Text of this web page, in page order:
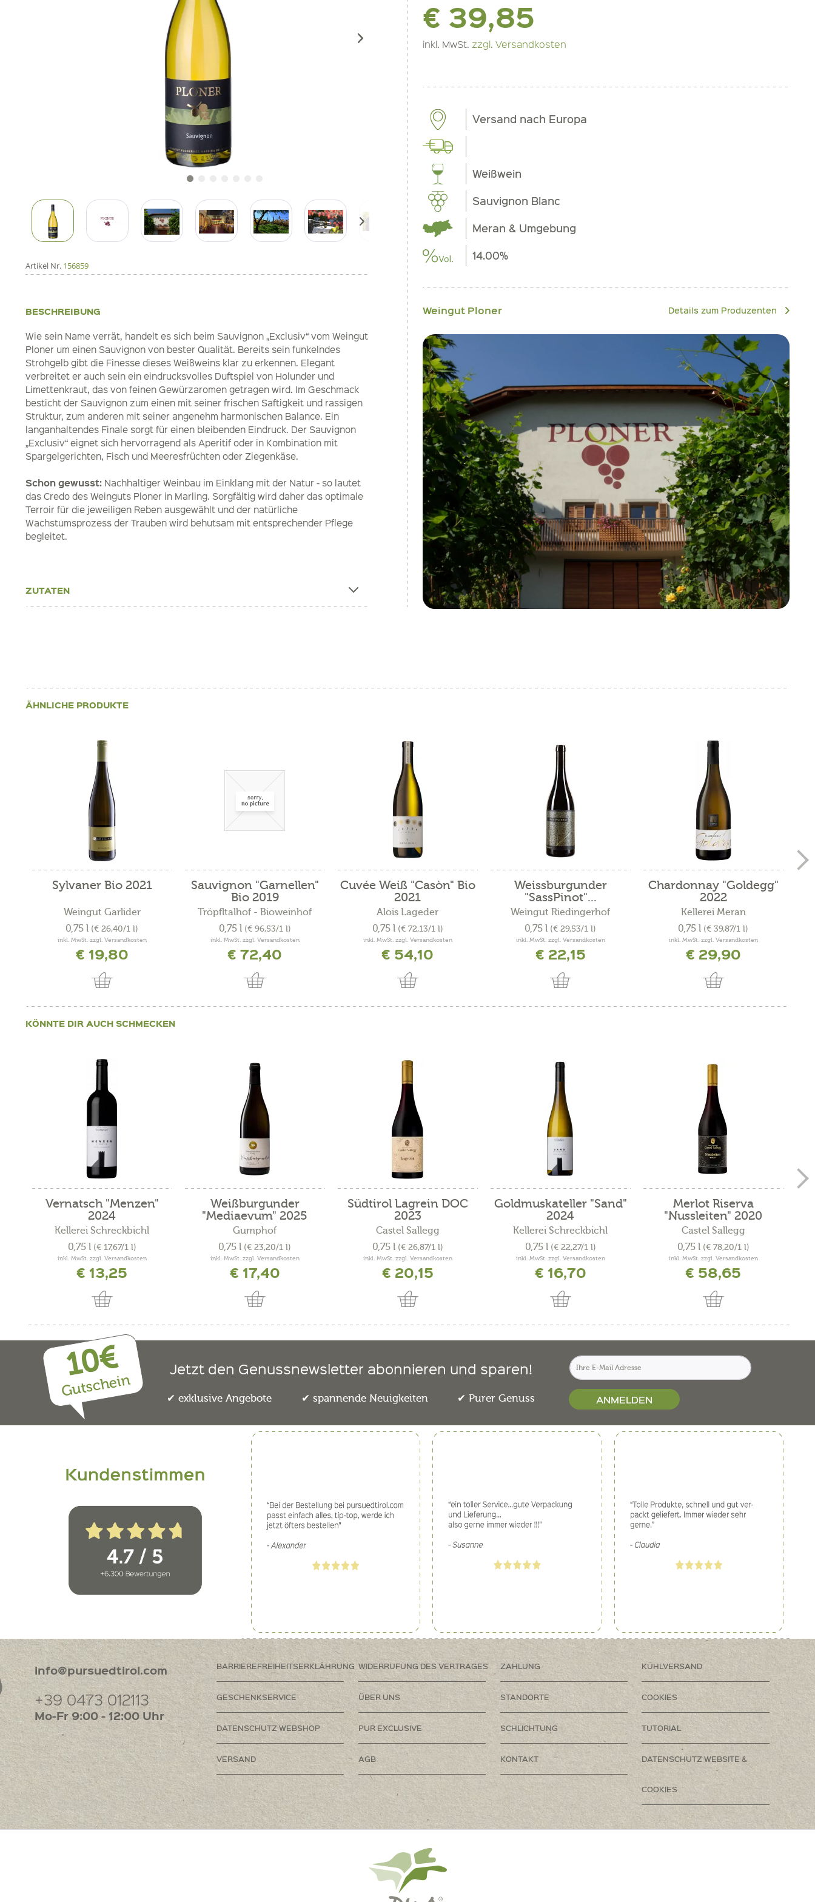
Artikel Nr. 156859
BESCHREIBUNG
Wie sein Name verrät, handelt es sich beim Sauvignon „Exclusiv“ vom Weingut
Ploner um einen Sauvignon von bester Qualität. Bereits sein funkelndes
Strohgelb gibt die Finesse dieses Weißweins klar zu erkennen. Elegant
verbreitet er auch sein ein eindrucksvolles Duftspiel von Holunder und
Limettenkraut, das von feinen Gewürzaromen getragen wird. Im Geschmack
besticht der Sauvignon zum einen mit seiner frischen Saftigkeit und rassigen
Struktur, zum anderen mit seiner angenehm harmonischen Balance. Ein
langanhaltendes Finale sorgt für einen bleibenden Eindruck. Der Sauvignon
„Exclusiv“ eignet sich hervorragend als Aperitif oder in Kombination mit
Spargelgerichten, Fisch und Meeresfrüchten oder Ziegenkäse.
Schon gewusst: Nachhaltiger Weinbau im Einklang mit der Natur - so lautet
das Credo des Weinguts Ploner in Marling. Sorgfältig wird daher das optimale
Terroir für die jeweiligen Reben ausgewählt und der natürliche
Wachstumsprozess der Trauben wird behutsam mit entsprechender Pflege
begleitet.
ZUTATEN
€ 39,85
inkl. MwSt. zzgl. Versandkosten
Versand nach Europa
Weißwein
Sauvignon Blanc
Meran & Umgebung
14.00%
Weingut Ploner Details zum Produzenten
ÄHNLICHE PRODUKTE
Sylvaner Bio 2021
Weingut Garlider
0,75 l (€ 26,40/1 l)
inkl. MwSt. zzgl. Versandkosten
€ 19,80
Sauvignon "Garnellen"
Bio 2019
Tröpfltalhof - Bioweinhof
0,75 l (€ 96,53/1 l)
inkl. MwSt. zzgl. Versandkosten
€ 72,40
Cuvée Weiß "Casòn" Bio
2021
Alois Lageder
0,75 l (€ 72,13/1 l)
inkl. MwSt. zzgl. Versandkosten
€ 54,10
Weissburgunder
"SassPinot"...
Weingut Riedingerhof
0,75 l (€ 29,53/1 l)
inkl. MwSt. zzgl. Versandkosten
€ 22,15
Chardonnay "Goldegg"
2022
Kellerei Meran
0,75 l (€ 39,87/1 l)
inkl. MwSt. zzgl. Versandkosten
€ 29,90
KÖNNTE DIR AUCH SCHMECKEN
Vernatsch "Menzen"
2024
Kellerei Schreckbichl
0,75 l (€ 17,67/1 l)
inkl. MwSt. zzgl. Versandkosten
€ 13,25
Weißburgunder
"Mediaevum" 2025
Gumphof
0,75 l (€ 23,20/1 l)
inkl. MwSt. zzgl. Versandkosten
€ 17,40
Südtirol Lagrein DOC
2023
Castel Sallegg
0,75 l (€ 26,87/1 l)
inkl. MwSt. zzgl. Versandkosten
€ 20,15
Goldmuskateller "Sand"
2024
Kellerei Schreckbichl
0,75 l (€ 22,27/1 l)
inkl. MwSt. zzgl. Versandkosten
€ 16,70
Merlot Riserva
"Nussleiten" 2020
Castel Sallegg
0,75 l (€ 78,20/1 l)
inkl. MwSt. zzgl. Versandkosten
€ 58,65
10€
Gutschein
Jetzt den Genussnewsletter abonnieren und sparen!
exklusive Angebote spannende Neuigkeiten Purer Genuss ANMELDEN
info@pursuedtirol.com
+39 0473 012113
Mo-Fr 9:00 - 12:00 Uhr
BARRIEREFREIHEITSERKLÄHRUNG WIDERRUFUNG DES VERTRAGES ZAHLUNG KÜHLVERSAND
GESCHENKSERVICE ÜBER UNS STANDORTE COOKIES
DATENSCHUTZ WEBSHOP PUR EXCLUSIVE SCHLICHTUNG TUTORIAL
VERSAND AGB KONTAKT DATENSCHUTZ WEBSITE &
COOKIES